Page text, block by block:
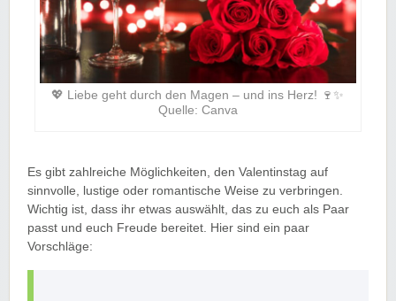
💖 Liebe geht durch den Magen – und ins Herz! 🍷✨
Quelle: Canva
Es gibt zahlreiche Möglichkeiten, den Valentinstag auf
sinnvolle, lustige oder romantische Weise zu verbringen.
Wichtig ist, dass ihr etwas auswählt, das zu euch als Paar
passt und euch Freude bereitet. Hier sind ein paar
Vorschläge: